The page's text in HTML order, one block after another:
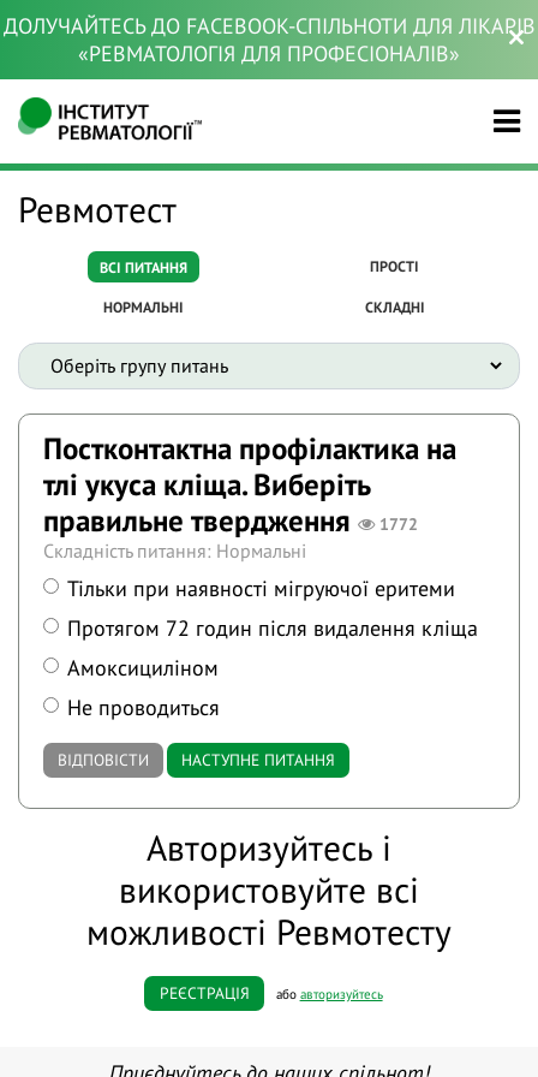
ДОЛУЧАЙТЕСЬ ДО FACEBOOK-СПІЛЬНОТИ ДЛЯ ЛІКАРІВ
«РЕВМАТОЛОГІЯ ДЛЯ ПРОФЕСІОНАЛІВ»
Ревмотест
ВСІ ПИТАННЯ ПРОСТІ
НОРМАЛЬНІ СКЛАДНІ
Постконтактна профілактика на
тлі укуса кліща. Виберіть
правильне твердження
1772
Складність питання: Нормальні
Тільки при наявності мігруючої еритеми
Протягом 72 годин після видалення кліща
Амоксициліном
Не проводиться
ВІДПОВІСТИ НАСТУПНЕ ПИТАННЯ
Авторизуйтесь і
використовуйте всі
можливості Ревмотесту
РЕЄСТРАЦІЯ або авторизуйтесь